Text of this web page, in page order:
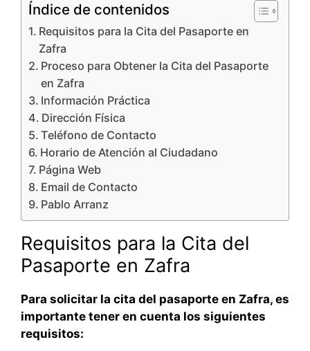
Índice de contenidos
Requisitos para la Cita del Pasaporte en
Zafra
Proceso para Obtener la Cita del Pasaporte
en Zafra
Información Práctica
Dirección Física
Teléfono de Contacto
Horario de Atención al Ciudadano
Página Web
Email de Contacto
Pablo Arranz
Requisitos para la Cita del
Pasaporte en Zafra
Para solicitar la cita del pasaporte en Zafra, es
importante tener en cuenta los siguientes
requisitos: